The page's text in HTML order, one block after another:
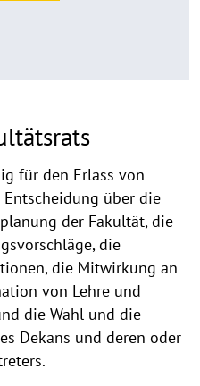
für den Erlass von
über die
der Fakultät, die
die
die Mitwirkung an
von Lehre und
die Wahl und die
Dekans und deren oder